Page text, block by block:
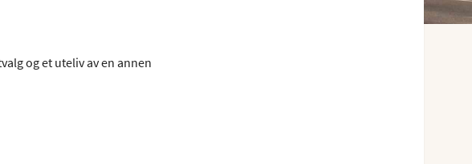
og et uteliv av en annen